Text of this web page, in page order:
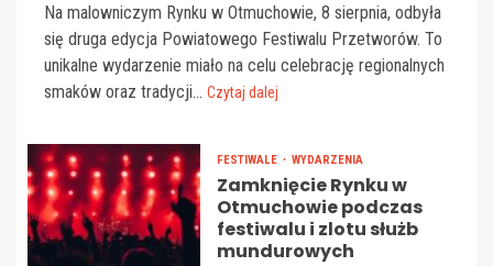
Na malowniczym Rynku w Otmuchowie, 8 sierpnia, odbyła
się druga edycja Powiatowego Festiwalu Przetworów. To
unikalne wydarzenie miało na celu celebrację regionalnych
smaków oraz tradycji... Czytaj dalej
FESTIWALE WYDARZENIA
Zamknięcie Rynku w
Otmuchowie podczas
festiwalu i zlotu służb
mundurowych